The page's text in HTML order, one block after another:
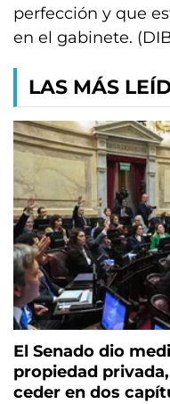
perfección y que
en el gabinete.
LAS MÁS
El Senado dio
propiedad
ceder en dos